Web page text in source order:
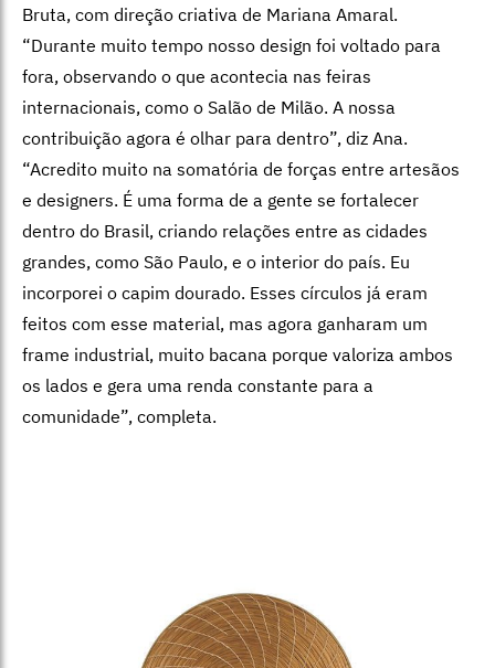
Bruta, com direção criativa de Mariana Amaral.
“Durante muito tempo nosso design foi voltado para
fora, observando o que acontecia nas feiras
internacionais, como o Salão de Milão. A nossa
contribuição agora é olhar para dentro”, diz Ana.
“Acredito muito na somatória de forças entre artesãos
e designers. É uma forma de a gente se fortalecer
dentro do Brasil, criando relações entre as cidades
grandes, como São Paulo, e o interior do país. Eu
incorporei o capim dourado. Esses círculos já eram
feitos com esse material, mas agora ganharam um
frame industrial, muito bacana porque valoriza ambos
os lados e gera uma renda constante para a
comunidade”, completa.